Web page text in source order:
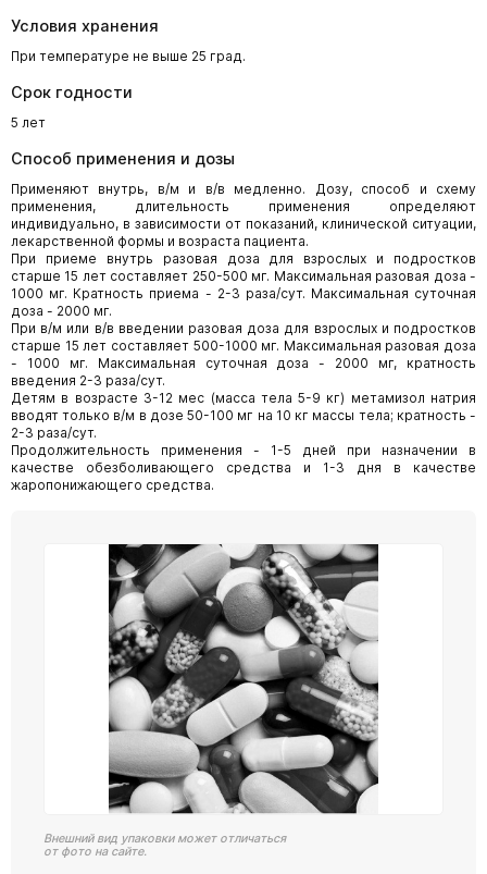
Условия хранения
При температуре не выше 25 град.
Срок годности
5 лет
Способ применения и дозы
Применяют внутрь, в/м и в/в медленно. Дозу, способ и схему
применения, длительность применения определяют
индивидуально, в зависимости от показаний, клинической ситуации,
лекарственной формы и возраста пациента.
При приеме внутрь разовая доза для взрослых и подростков
старше 15 лет составляет 250-500 мг. Максимальная разовая доза -
1000 мг. Кратность приема - 2-3 раза/сут. Максимальная суточная
доза - 2000 мг.
При в/м или в/в введении разовая доза для взрослых и подростков
старше 15 лет составляет 500-1000 мг. Максимальная разовая доза
- 1000 мг. Максимальная суточная доза - 2000 мг, кратность
введения 2-3 раза/сут.
Детям в возрасте 3-12 мес (масса тела 5-9 кг) метамизол натрия
вводят только в/м в дозе 50-100 мг на 10 кг массы тела; кратность -
2-3 раза/сут.
Продолжительность применения - 1-5 дней при назначении в
качестве обезболивающего средства и 1-3 дня в качестве
жаропонижающего средства.
Внешний вид упаковки может отличаться
от фото на сайте.